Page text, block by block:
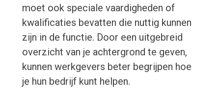
moet ook speciale vaardigheden of
kwalificaties bevatten die nuttig kunnen
zijn in de functie. Door een uitgebreid
overzicht van je achtergrond te geven,
kunnen werkgevers beter begrijpen hoe
je hun bedrijf kunt helpen.